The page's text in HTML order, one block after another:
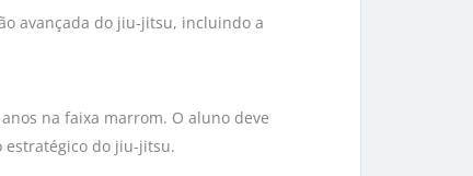
avançada do jiu-jitsu, incluindo a
na faixa marrom. O aluno deve
estratégico do jiu-jitsu.